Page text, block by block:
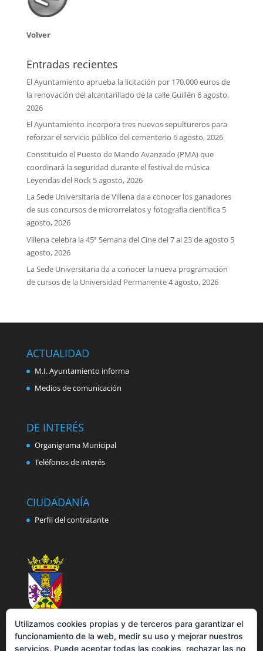
Volver
Entradas recientes
El Ayuntamiento aprueba la licitación por 170.000 euros de
la renovación del alcantarillado de la calle Guillén 6 agosto,
2026
El Ayuntamiento incorpora tres nuevos sepultureros para
reforzar el servicio público del cementerio 6 agosto, 2026
Constituido el Puesto de Mando Avanzado (PMA) que
coordinará la seguridad durante el festival de música
Leyendas del Rock 5 agosto, 2026
La Sede Universitaria de Villena da a conocer los ganadores
de sus concursos de microrrelatos y fotografía científica 5
agosto, 2026
Villena celebra la 45ª Semana del Cine del 7 al 23 de agosto 5
agosto, 2026
La Sede Universitaria da a conocer la nueva programación
de cursos de la Universidad Permanente4 agosto, 2026
ACTUALIDAD
M.I. Ayuntamiento informa
Medios de comunicación
DE INTERÉS
Organigrama Municipal
Teléfonos de interés
CIUDADANÍA
Perfil del contratante
Utilizamos cookies propias y de terceros para garantizar el
funcionamiento de la web, medir su uso y mejorar nuestros
servicios. Puede aceptar todas las cookies, rechazar las no